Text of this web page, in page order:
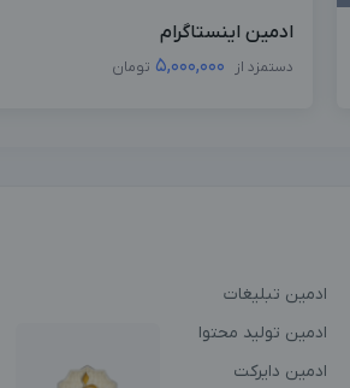
ادمین اینستاگرام
دستمزد از 5,000,000 تومان
ادمین تبلیغات
ادمین تولید محتوا
ادمین دایرکت